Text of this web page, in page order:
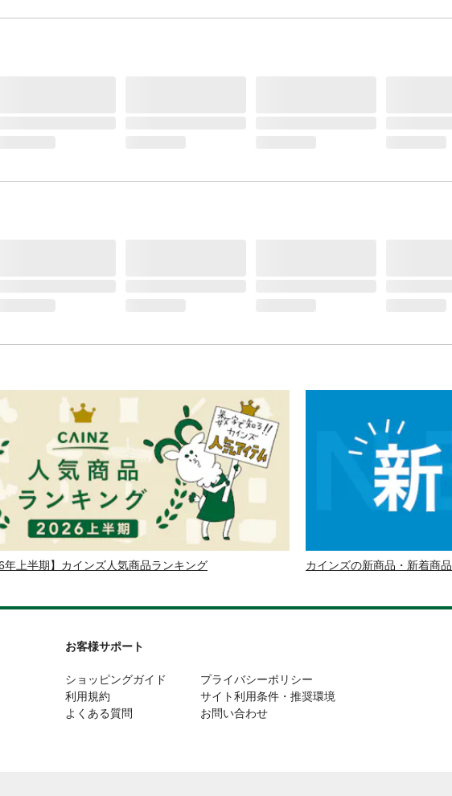
年上半期】カインズ人気商品ランキング カインズの新商品・新着商品
お客様サポート
ショッピングガイド
利用規約
よくある質問
プライバシーポリシー
サイト利用条件・推奨環境
お問い合わせ